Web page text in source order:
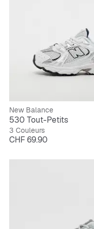
New Balance
530 Tout-Petits
3 Couleurs
Prix
CHF 69.90